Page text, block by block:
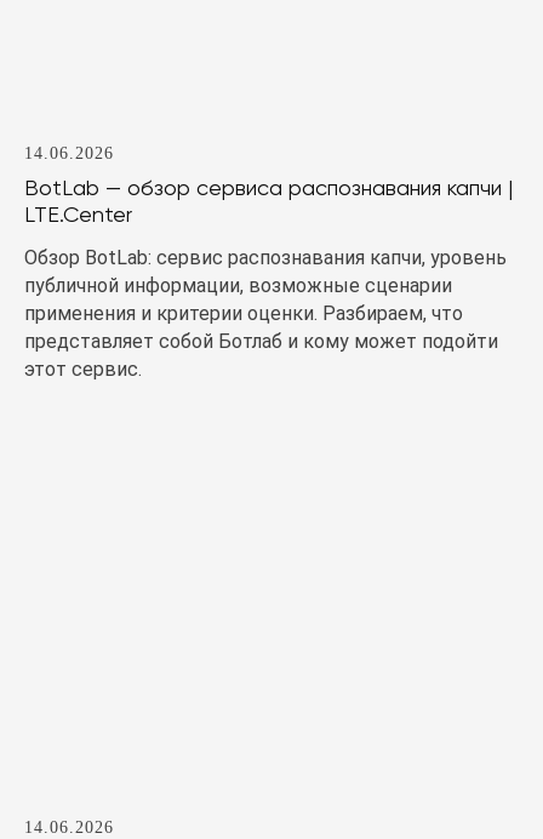
14.06.2026
BotLab — обзор сервиса распознавания капчи |
LTE.Center
Обзор BotLab: сервис распознавания капчи, уровень
публичной информации, возможные сценарии
применения и критерии оценки. Разбираем, что
представляет собой Ботлаб и кому может подойти
этот сервис.
14.06.2026